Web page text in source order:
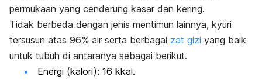
permukaan yang cenderung kasar dan kering.
Tidak berbeda dengan jenis mentimun lainnya, kyuri
tersusun atas 96% air serta berbagai zat gizi yang baik
untuk tubuh di antaranya sebagai berikut.
Energi (kalori): 16 kkal.